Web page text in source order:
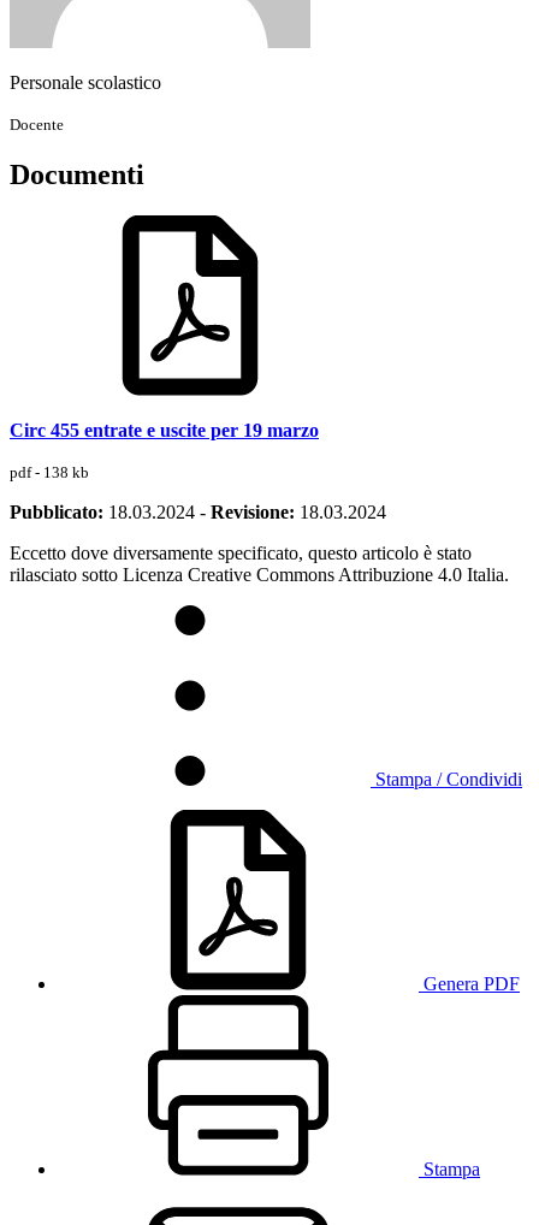
Personale scolastico
Docente
Documenti
Circ 455 entrate e uscite per 19 marzo
pdf - 138 kb
Pubblicato: 18.03.2024 - Revisione: 18.03.2024
Eccetto dove diversamente specificato, questo articolo è stato
rilasciato sotto Licenza Creative Commons Attribuzione 4.0 Italia.
Stampa / Condividi
Genera PDF
Stampa